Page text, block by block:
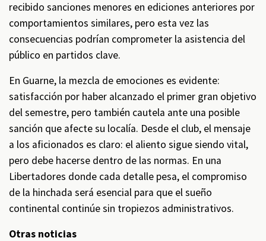
recibido sanciones menores en ediciones anteriores por
comportamientos similares, pero esta vez las
consecuencias podrían comprometer la asistencia del
público en partidos clave.
En Guarne, la mezcla de emociones es evidente:
satisfacción por haber alcanzado el primer gran objetivo
del semestre, pero también cautela ante una posible
sanción que afecte su localía. Desde el club, el mensaje
a los aficionados es claro: el aliento sigue siendo vital,
pero debe hacerse dentro de las normas. En una
Libertadores donde cada detalle pesa, el compromiso
de la hinchada será esencial para que el sueño
continental continúe sin tropiezos administrativos.
Otras noticias